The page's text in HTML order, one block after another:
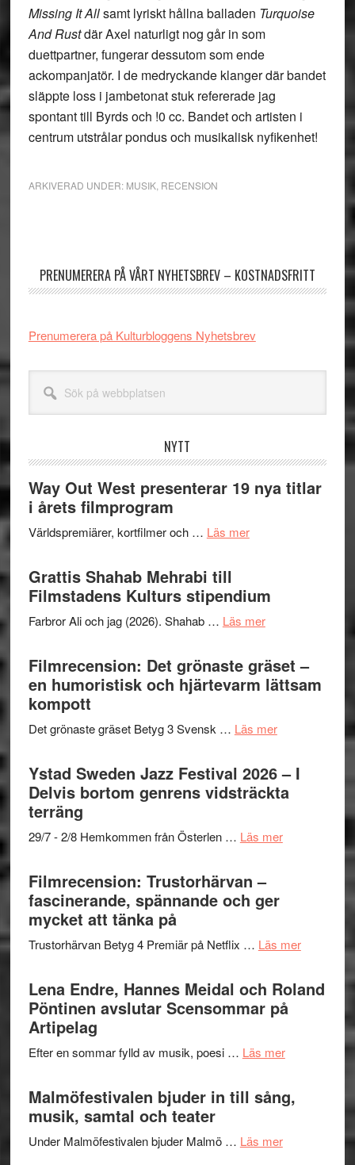
Missing It Allsamt lyriskt hållna balladen Turquoise
And Rustdär Axel naturligt nog går in som
duettpartner, fungerar dessutom som ende
ackompanjatör. I de medryckande klanger där bandet
släppte loss i jambetonat stuk refererade jag
spontant till Byrds och !0 cc. Bandet och artisten i
centrum utstrålar pondus och musikalisk nyfikenhet!
ARKIVERAD UNDER: MUSIK, RECENSION
PRENUMERERA PÅ VÅRT NYHETSBREV – KOSTNADSFRITT
Prenumerera på Kulturbloggens Nyhetsbrev
webbplatsen
NYTT
Way Out West presenterar 19 nya titlar
i årets filmprogram
Världspremiärer, kortfilmer och … Läs merom
presenterar
19
titlar
i
Grattis Shahab Mehrabi till
Filmstadens Kulturs stipendium
Farbror Ali och jag (2026). Shahab … Läs merom
Shahab
Mehrabi
till
Kulturs
Filmrecension: Det grönaste gräset –
en humoristisk och hjärtevarm lättsam
kompott
Det grönaste gräset Betyg 3 Svensk … Läs merom
Det
grönaste
gräset
en
hjärtevarm
Ystad Sweden Jazz Festival 2026 – I
Delvis bortom genrens vidsträckta
terräng
29/7 - 2/8 Hemkommen från Österlen … Läs merom
–
Delvis
bortom
terräng
Filmrecension: Trustorhärvan –
fascinerande, spännande och ger
mycket att tänka på
Trustorhärvan Betyg 4 Premiär på Netflix … Läs merom
–
Lena Endre, Hannes Meidal och Roland
Pöntinen avslutar Scensommar på
Artipelag
Efter en sommar fylld av musik, poesi … Läs merom
Hannes
Malmöfestivalen bjuder in till sång,
musik, samtal och teater
Under Malmöfestivalen bjuder Malmö … Läs merom